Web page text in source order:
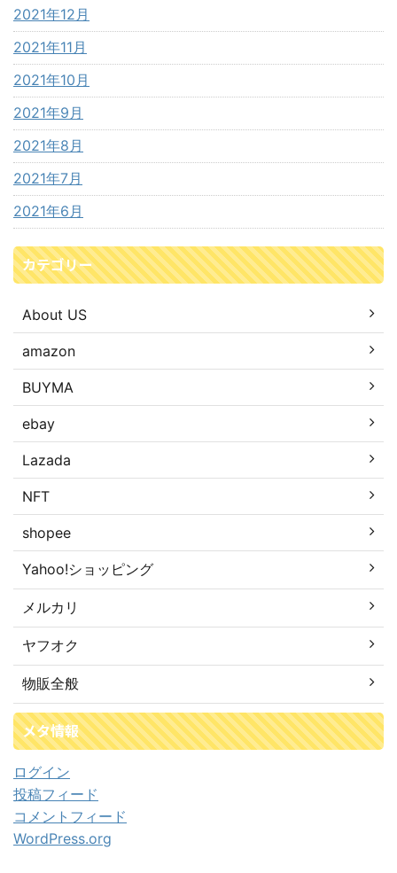
2021年12月
2021年11月
2021年10月
2021年9月
2021年8月
2021年7月
2021年6月
カテゴリー
About US
amazon
BUYMA
ebay
Lazada
NFT
shopee
Yahoo!ショッピング
メルカリ
ヤフオク
物販全般
メタ情報
ログイン
投稿フィード
コメントフィード
WordPress.org